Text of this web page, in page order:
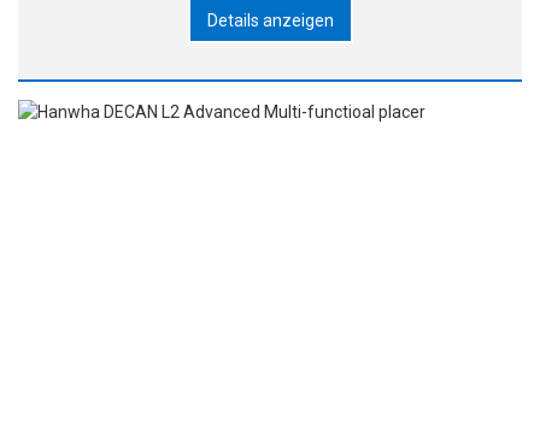
einen neuen H24-Kopf, der 35.000 Chips pro Stunde
Details anzeigen